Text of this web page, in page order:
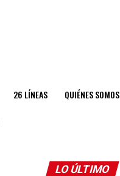
26 LÍNEAS QUIÉNES SOMOS
LO ÚLTIMO